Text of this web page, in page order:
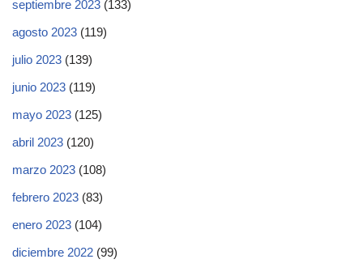
septiembre 2023 (133)
agosto 2023 (119)
julio 2023 (139)
junio 2023 (119)
mayo 2023 (125)
abril 2023 (120)
marzo 2023 (108)
febrero 2023 (83)
enero 2023 (104)
diciembre 2022 (99)